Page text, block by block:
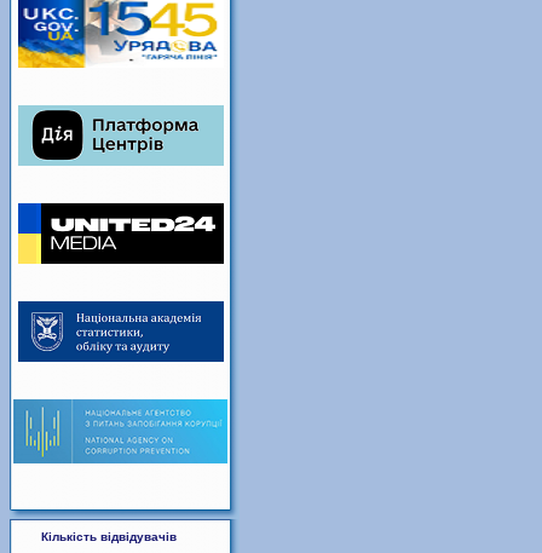
Кількість відвідувачів